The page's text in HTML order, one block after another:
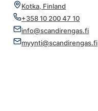
Kotka, Finland
+358 10 200 47 10
info@scandirengas.fi
myynti@scandirengas.fi